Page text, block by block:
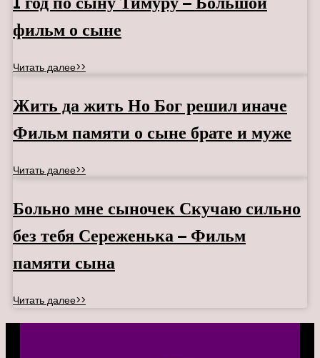
фильм о сыне
Читать далее>>
Жить да жить Но Бог решил иначе
Фильм памяти о сыне брате и муже
Читать далее>>
Больно мне сыночек Скучаю сильно
без тебя Сереженька – Фильм
памяти сына
Читать далее>>